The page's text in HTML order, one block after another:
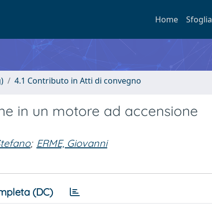
Home Sfoglia
4.1 Contributo in Atti di convegno
in un motore ad accensione
; ERME, Giovanni
(DC)